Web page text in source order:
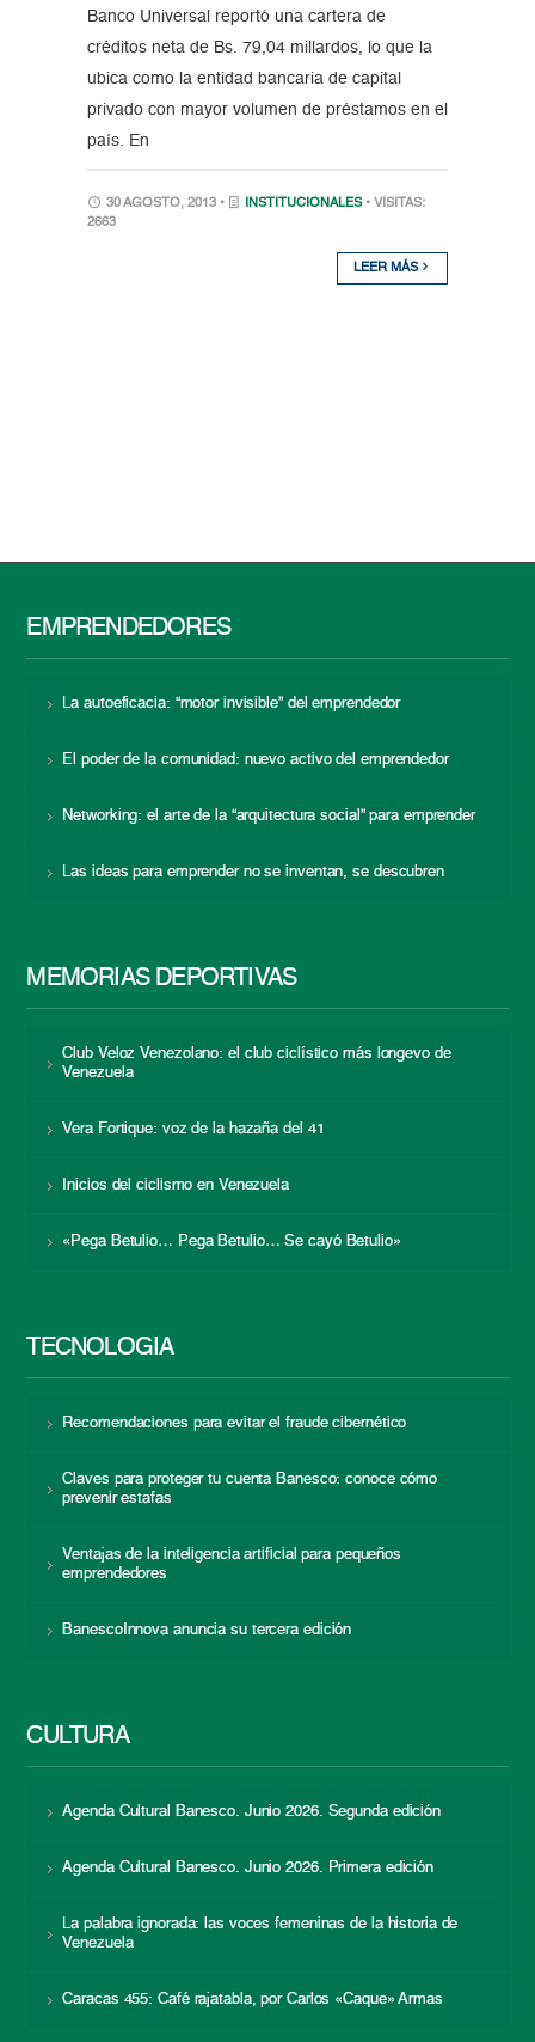
Banco Universal reportó una cartera de
créditos neta de Bs. 79,04 millardos, lo que la
ubica como la entidad bancaria de capital
privado con mayor volumen de préstamos en el
país. En
30 AGOSTO, 2013 • INSTITUCIONALES • VISITAS:
2663
LEER MÁS
EMPRENDEDORES
La autoeficacia: “motor invisible” del emprendedor
El poder de la comunidad: nuevo activo del emprendedor
Networking: el arte de la “arquitectura social” para emprender
Las ideas para emprender no se inventan, se descubren
MEMORIAS DEPORTIVAS
Club Veloz Venezolano: el club ciclístico más longevo de
Venezuela
Vera Fortique: voz de la hazaña del 41
Inicios del ciclismo en Venezuela
«Pega Betulio… Pega Betulio… Se cayó Betulio»
TECNOLOGÍA
Recomendaciones para evitar el fraude cibernético
Claves para proteger tu cuenta Banesco: conoce cómo
prevenir estafas
Ventajas de la inteligencia artificial para pequeños
emprendedores
BanescoInnova anuncia su tercera edición
CULTURA
Agenda Cultural Banesco. Junio 2026. Segunda edición
Agenda Cultural Banesco. Junio 2026. Primera edición
La palabra ignorada: las voces femeninas de la historia de
Venezuela
Caracas 455: Café rajatabla, por Carlos «Caque» Armas